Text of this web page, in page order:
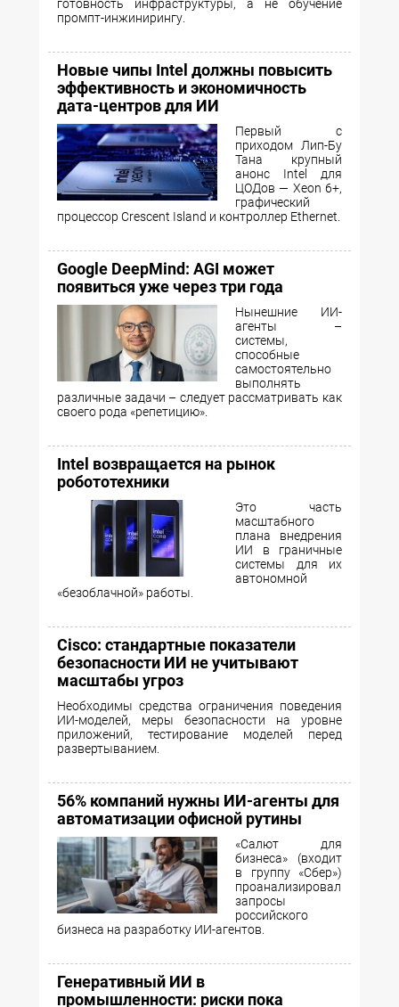
готовность инфраструктуры, а не обучение
промпт-инжинирингу.
Новые чипы Intel должны повысить
эффективность и экономичность
дата-центров для ИИ
Первый с
приходом Лип-Бу
Тана крупный
анонс Intel для
ЦОДов — Xeon 6+,
графический
процессор Crescent Island и контроллер Ethernet.
Google DeepMind: AGI может
появиться уже через три года
Нынешние ИИ-
агенты –
системы,
способные
самостоятельно
выполнять
различные задачи – следует рассматривать как
своего рода «репетицию».
Intel возвращается на рынок
робототехники
Это часть
масштабного
плана внедрения
ИИ в граничные
системы для их
автономной
«безоблачной» работы.
Cisco: стандартные показатели
безопасности ИИ не учитывают
масштабы угроз
Необходимы средства ограничения поведения
ИИ-моделей, меры безопасности на уровне
приложений, тестирование моделей перед
развертыванием.
56% компаний нужны ИИ-агенты для
автоматизации офисной рутины
«Салют для
бизнеса» (входит
в группу «Сбер»)
проанализировал
запросы
российского
бизнеса на разработку ИИ-агентов.
Генеративный ИИ в
промышленности: риски пока